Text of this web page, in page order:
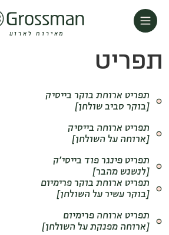
לתוכן
מאירוח לארוע
תפריט
תפריט ארוחת בוקר בייסיק
[בוקר סביב שולחן]
תפריט ארוחה בייסיק
[ארוחה על השולחן]​
תפריט פינגר פוד בייסי׳ק
[לנשנש מהבר]
תפריט ארוחת בוקר פרימיום
[בוקר עשיר על השולחן]
תפריט ארוחה פרימיום
[ארוחה מפנקת על השולחן]